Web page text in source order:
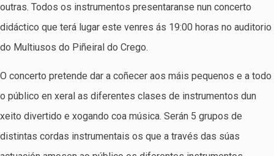
outras. Todos os instrumentos presentaranse nun concerto
didáctico que terá lugar este venres ás 19:00 horas no auditorio
do Multiusos do Piñeiral do Crego.
O concerto pretende dar a coñecer aos máis pequenos e a todo
o público en xeral as diferentes clases de instrumentos dun
xeito divertido e xogando coa música. Serán 5 grupos de
distintas cordas instrumentais os que a través das súas